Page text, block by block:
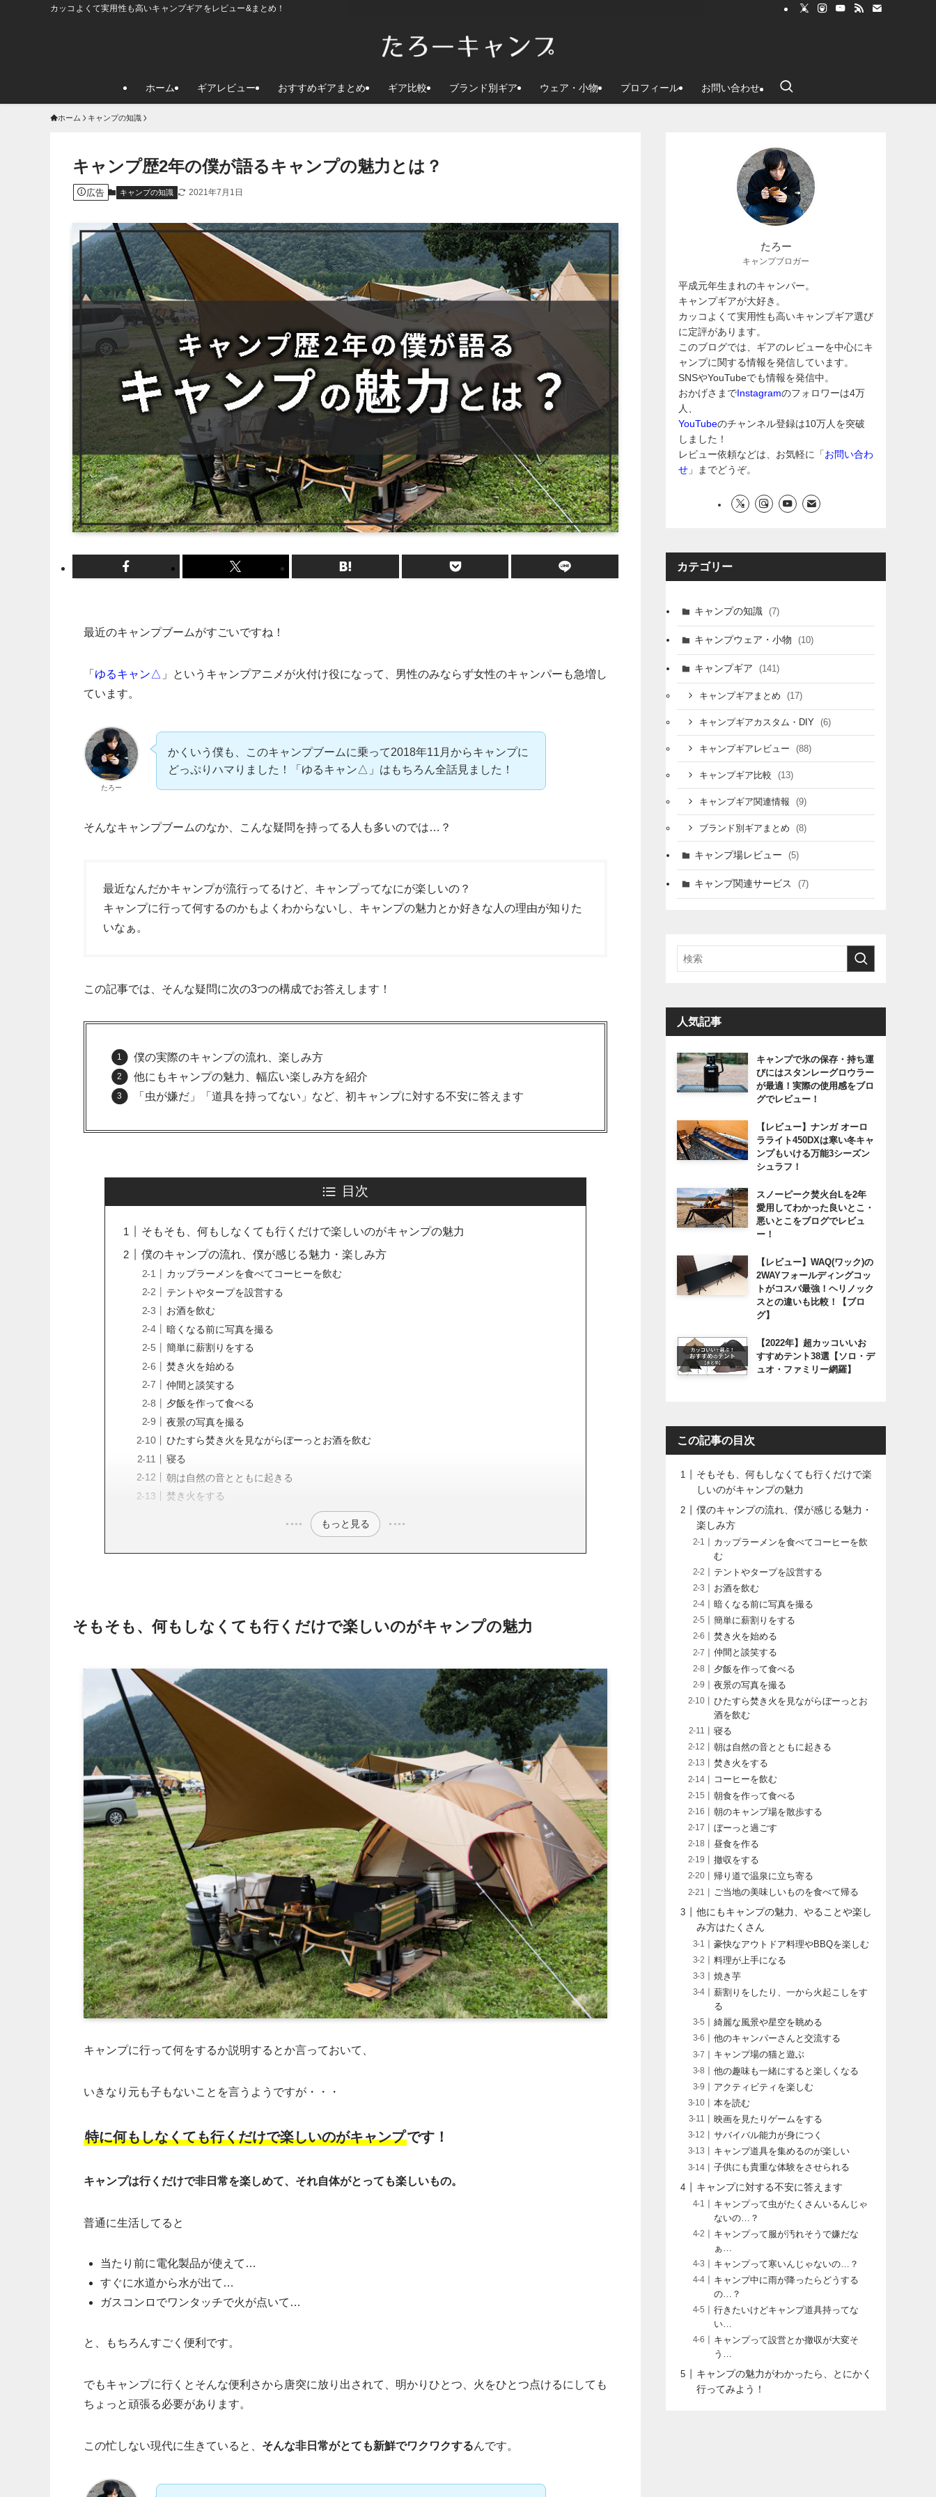
カッコよくて実用性も高いキャンプギアをレビュー&まとめ！
ホーム ギアレビュー おすすめギアまとめ ギア比較 ブランド別ギア ウェア・小物 プロフィール お問い合わせ
ホーム キャンプの知識
キャンプ歴2年の僕が語るキャンプの魅力とは？
広告 キャンプの知識 2021年7月1日
最近のキャンプブームがすごいですね！
「 ゆるキャン△ 」というキャンプアニメが火付け役になって、男性のみならず女性のキャンパーも急増し
ています。
たろー
かくいう僕も、このキャンプブームに乗って2018年11月からキャンプに
どっぷりハマりました！「ゆるキャン△」はもちろん全話見ました！
そんなキャンプブームのなか、こんな疑問を持ってる人も多いのでは…？
最近なんだかキャンプが流行ってるけど、キャンプってなにが楽しいの？
キャンプに行って何するのかもよくわからないし、キャンプの魅力とか好きな人の理由が知りた
いなぁ。
この記事では、そんな疑問に次の3つの構成でお答えします！
僕の実際のキャンプの流れ、楽しみ方
他にもキャンプの魅力、幅広い楽しみ方を紹介
「虫が嫌だ」「道具を持ってない」など、初キャンプに対する不安に答えます
目次
そもそも、何もしなくても行くだけで楽しいのがキャンプの魅力
僕のキャンプの流れ、僕が感じる魅力・楽しみ方
カップラーメンを食べてコーヒーを飲む
テントやタープを設営する
お酒を飲む
暗くなる前に写真を撮る
簡単に薪割りをする
焚き火を始める
仲間と談笑する
夕飯を作って食べる
夜景の写真を撮る
ひたすら焚き火を見ながらぼーっとお酒を飲む
寝る
朝は自然の音とともに起きる
焚き火をする
もっと見る
そもそも、何もしなくても行くだけで楽しいのがキャンプの魅力
キャンプに行って何をするか説明するとか言っておいて、
いきなり元も子もないことを言うようですが・・・
特に何もしなくても行くだけで楽しいのがキャンプです！
キャンプは行くだけで非日常を楽しめて、それ自体がとっても楽しいもの。
普通に生活してると
当たり前に電化製品が使えて…
すぐに水道から水が出て…
ガスコンロでワンタッチで火が点いて…
と、もちろんすごく便利です。
でもキャンプに行くとそんな便利さから唐突に放り出されて、明かりひとつ、火をひとつ点けるにしても
ちょっと頑張る必要があります。
この忙しない現代に生きていると、 そんな非日常がとても新鮮でワクワクするんです。
たろー
キャンプブロガー
平成元年生まれのキャンパー。
キャンプギアが大好き。
カッコよくて実用性も高いキャンプギア選び
に定評があります。
このブログでは、ギアのレビューを中心にキ
ャンプに関する情報を発信しています。
SNSやYouTubeでも情報を発信中。
おかげさまでInstagramのフォロワーは4万
人、
YouTubeのチャンネル登録は10万人を突破
しました！
レビュー依頼などは、お気軽に「お問い合わ
せ 」までどうぞ。
カテゴリー
キャンプの知識 (7)
キャンプウェア・小物 (10)
キャンプギア (141)
キャンプギアまとめ (17)
キャンプギアカスタム・DIY (6)
キャンプギアレビュー (88)
キャンプギア比較 (13)
キャンプギア関連情報 (9)
ブランド別ギアまとめ (8)
キャンプ場レビュー (5)
キャンプ関連サービス (7)
人気記事
キャンプで氷の保存・持ち運
びにはスタンレーグロウラー
が最適！実際の使用感をブロ
グでレビュー！
【レビュー】ナンガ オーロ
ラライト450DXは寒い冬キャ
ンプもいける万能3シーズン
シュラフ！
スノーピーク焚火台Lを2年
愛用してわかった良いとこ・
悪いとこをブログでレビュ
ー！
【レビュー】WAQ(ワック)の
2WAYフォールディングコッ
トがコスパ最強！ヘリノック
スとの違いも比較！【ブロ
グ】
【2022年】超カッコいいお
すすめテント38選【ソロ・デ
ュオ・ファミリー網羅】
この記事の目次
そもそも、何もしなくても行くだけで楽
しいのがキャンプの魅力
僕のキャンプの流れ、僕が感じる魅力・
楽しみ方
カップラーメンを食べてコーヒーを飲
む
テントやタープを設営する
お酒を飲む
暗くなる前に写真を撮る
簡単に薪割りをする
焚き火を始める
仲間と談笑する
夕飯を作って食べる
夜景の写真を撮る
ひたすら焚き火を見ながらぼーっとお
酒を飲む
寝る
朝は自然の音とともに起きる
焚き火をする
コーヒーを飲む
朝食を作って食べる
朝のキャンプ場を散歩する
ぼーっと過ごす
昼食を作る
撤収をする
帰り道で温泉に立ち寄る
ご当地の美味しいものを食べて帰る
他にもキャンプの魅力、やることや楽し
み方はたくさん
豪快なアウトドア料理やBBQを楽しむ
料理が上手になる
焼き芋
薪割りをしたり、一から火起こしをす
る
綺麗な風景や星空を眺める
他のキャンパーさんと交流する
キャンプ場の猫と遊ぶ
他の趣味も一緒にすると楽しくなる
アクティビティを楽しむ
本を読む
映画を見たりゲームをする
サバイバル能力が身につく
キャンプ道具を集めるのが楽しい
子供にも貴重な体験をさせられる
キャンプに対する不安に答えます
キャンプって虫がたくさんいるんじゃ
ないの…？
キャンプって服が汚れそうで嫌だな
ぁ…
キャンプって寒いんじゃないの…？
キャンプ中に雨が降ったらどうする
の…？
行きたいけどキャンプ道具持ってな
い…
キャンプって設営とか撤収が大変そ
う…
キャンプの魅力がわかったら、とにかく
行ってみよう！